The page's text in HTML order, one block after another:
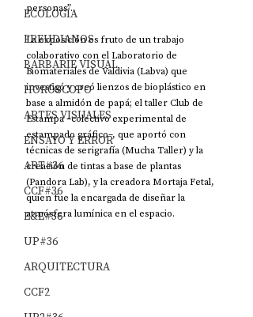
ECOLOGÍA
FREUDIANOS
BARBARIE VISUAL
HORÓSCOPO
ARTES VISUALES
ENSAYO Y ERROR
ART#36
CCF#36
E&E#36
UP#36
ARQUITECTURA
CCF2
personas”.
La exposición es fruto de un trabajo
colaborativo con el Laboratorio de
Biomateriales de Valdivia (Labva) que
investigó y creó lienzos de bioplástico en
base a almidón de papá; el taller Club de
Estampa –colectivo experimental de
estampado gráfico–, que aportó con
técnicas de serigrafía (Mucha Taller) y la
creación de tintas a base de plantas
(Pandora Lab), y la creadora Mortaja Fetal,
quien fue la encargada de diseñar la
atmósfera lumínica en el espacio.